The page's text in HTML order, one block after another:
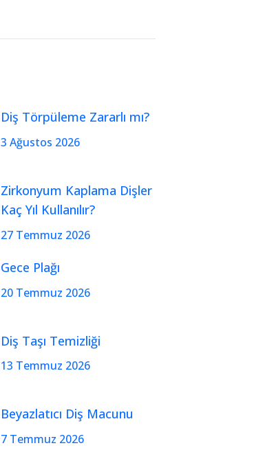
Diş Törpüleme Zararlı mı?
3 Ağustos 2026
Zirkonyum Kaplama Dişler
Kaç Yıl Kullanılır?
27 Temmuz 2026
Gece Plağı
20 Temmuz 2026
Diş Taşı Temizliği
13 Temmuz 2026
Beyazlatıcı Diş Macunu
7 Temmuz 2026